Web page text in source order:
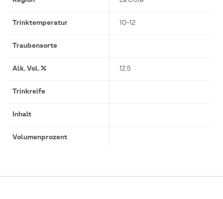
Trinktemperatur 10-12
Traubensorte
Alk. Vol. % 12.5
Trinkreife
Inhalt
Volumenprozent